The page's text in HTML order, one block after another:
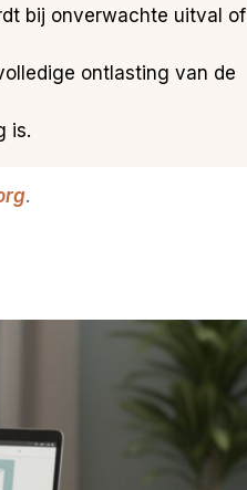
bij onverwachte uitval of
ontlasting van de
is.
.